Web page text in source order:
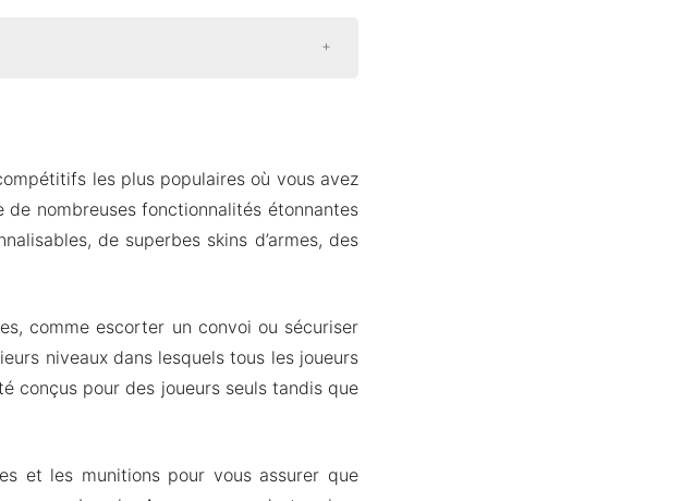
les plus populaires où vous avez
de nombreuses fonctionnalités étonnantes
de superbes skins d’armes, des
comme escorter un convoi ou sécuriser
niveaux dans lesquels tous les joueurs
conçus pour des joueurs seuls tandis que
et les munitions pour vous assurer que